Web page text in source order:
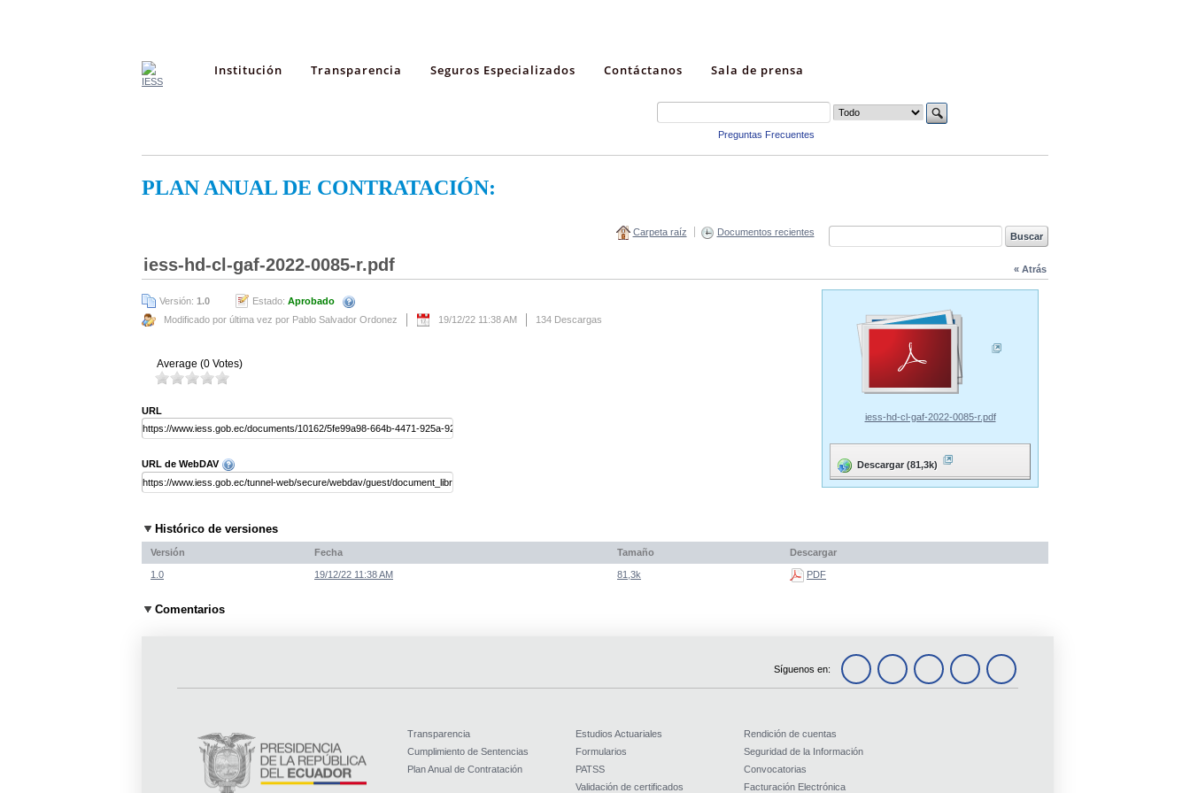
Institución Transparencia Seguros Especializados Contáctanos Sala de prensa
Preguntas Frecuentes
PLAN ANUAL DE CONTRATACIÓN:
Carpeta raíz Documentos recientes
« Atrás
iess-hd-cl-gaf-2022-0085-r.pdf
Versión: 1.0 Estado: Aprobado
Modificado por última vez por Pablo Salvador Ordonez
19/12/22 11:38 AM 134 Descargas
Average (0 Votes)
URL
URL de WebDAV
iess-hd-cl-gaf-2022-0085-r.pdf
Descargar (81,3k)
Histórico de versiones
Versión Fecha Tamaño Descargar
1.0 19/12/22 11:38 AM 81,3k PDF
Comentarios
Síguenos en:
Transparencia
Cumplimiento de Sentencias
Plan Anual de Contratación
Estudios Actuariales
Formularios
PATSS
Validación de certificados
Rendición de cuentas
Seguridad de la Información
Convocatorias
Facturación Electrónica